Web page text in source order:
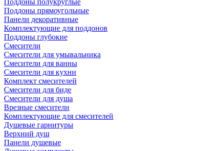
Поддоны полукруглые
Поддоны прямоугольные
Панели декоративные
Комплектующие для поддонов
Поддоны глубокие
Смесители
Смесители для умывальника
Смесители для ванны
Смесители для кухни
Комплект смесителей
Смесители для биде
Смесители для душа
Врезные смесители
Комплектующие для смесителей
Душевые гарнитуры
Верхний душ
Панели душевые